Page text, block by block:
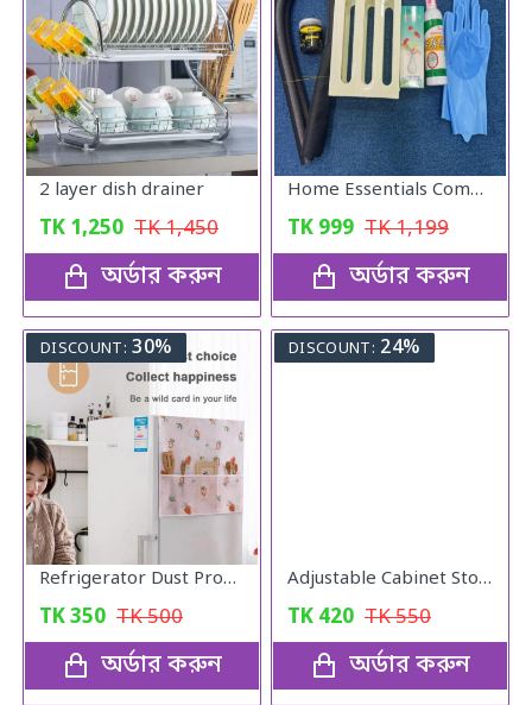
2 layer dish drainer
TK 1,250 TK1,450
অর্ডার করুন
Home Essentials Combo Pack
TK 999 TK1,199
অর্ডার করুন
DISCOUNT: 30%
Refrigerator Dust Proof Cover
TK350 TK500
অর্ডার করুন
DISCOUNT: 24%
Adjustable Cabinet Storage Divider (6pcs)
TK 420 TK550
অর্ডার করুন